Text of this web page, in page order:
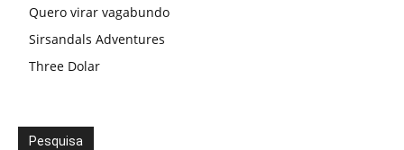
Quero virar vagabundo
Sirsandals Adventures
Three Dolar
Pesquisa